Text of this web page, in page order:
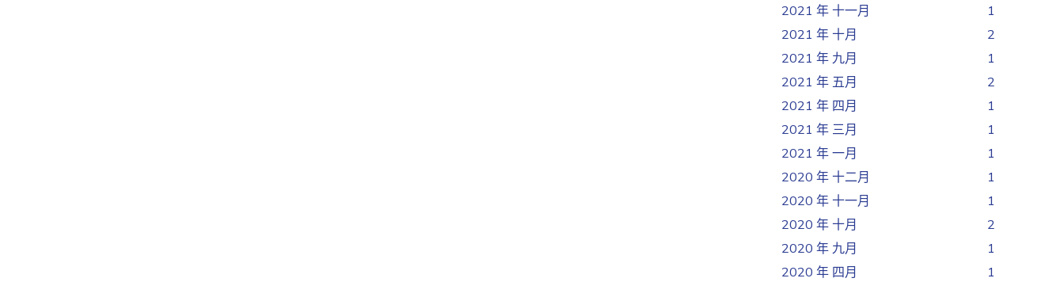
2021 年 十一月
1
2021 年 十月
2
2021 年 九月
1
2021 年 五月
2
2021 年 四月
1
2021 年 三月
1
2021 年 一月
1
2020 年 十二月
1
2020 年 十一月
1
2020 年 十月
2
2020 年 九月
1
2020 年 四月
1